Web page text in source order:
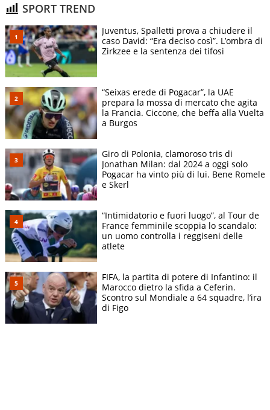
SPORT TREND
Juventus, Spalletti prova a chiudere il
caso David: “Era deciso così”. L’ombra di
Zirkzee e la sentenza dei tifosi
“Seixas erede di Pogacar”, la UAE
prepara la mossa di mercato che agita
la Francia. Ciccone, che beffa alla Vuelta
a Burgos
Giro di Polonia, clamoroso tris di
Jonathan Milan: dal 2024 a oggi solo
Pogacar ha vinto più di lui. Bene Romele
e Skerl
“Intimidatorio e fuori luogo”, al Tour de
France femminile scoppia lo scandalo:
un uomo controlla i reggiseni delle
atlete
FIFA, la partita di potere di Infantino: il
Marocco dietro la sfida a Ceferin.
Scontro sul Mondiale a 64 squadre, l’ira
di Figo